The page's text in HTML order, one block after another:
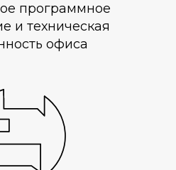
программное
и техническая
офиса